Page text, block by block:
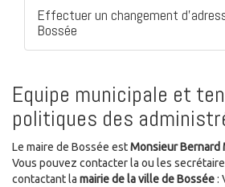
Effectuer un changement
Bossée
Equipe municipale et
politiques des
Le maire de Bossée estMonsieur Bernard
Vous pouvez contacter la ou les
contactant la mairie de la ville de Bossée: